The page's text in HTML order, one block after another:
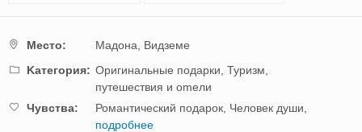
Mестo: Мадона,
Видземе
Kатегория: Оригинальные подарки, Туризм,
путешествия и оmели
Чувства:
Романтический подарок, Человек души,
подробнее